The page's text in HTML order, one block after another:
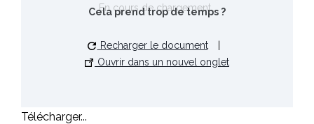
En cours de chargement…
Cela prend trop de temps ?
Recharger le document
Ouvrir dans un nouvel onglet
Télécharger...